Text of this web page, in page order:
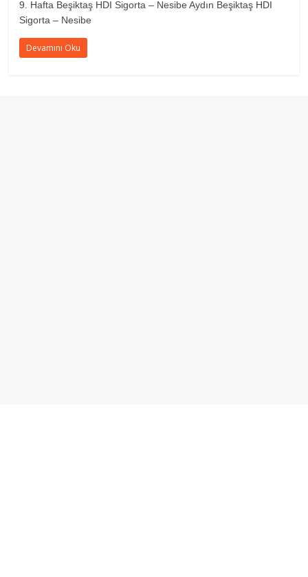
9. Hafta Beşiktaş HDI Sigorta – Nesibe Aydın Beşiktaş HDI
Sigorta – Nesibe
Devamını Oku